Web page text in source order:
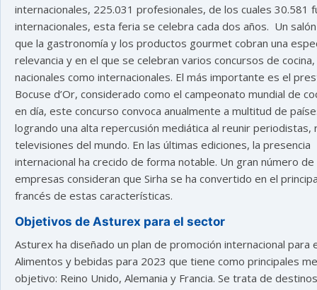
internacionales, 225.031 profesionales, de los cuales 30.581
internacionales, esta feria se celebra cada dos años. Un
que la gastronomía y los productos gourmet cobran una
relevancia y en el que se celebran varios concursos de
nacionales como internacionales. El más importante es el
Bocuse d’Or, considerado como el campeonato mundial de
en día, este concurso convoca anualmente a multitud de
logrando una alta repercusión mediática al reunir periodistas,
televisiones del mundo. En las últimas ediciones, la presencia
internacional ha crecido de forma notable. Un gran número de
empresas consideran que Sirha se ha convertido en el
francés de estas características.
Objetivos de Asturex para el sector
Asturex ha diseñado un plan de promoción internacional para
Alimentos y bebidas para 2023 que tiene como principales
objetivo: Reino Unido, Alemania y Francia. Se trata de destinos